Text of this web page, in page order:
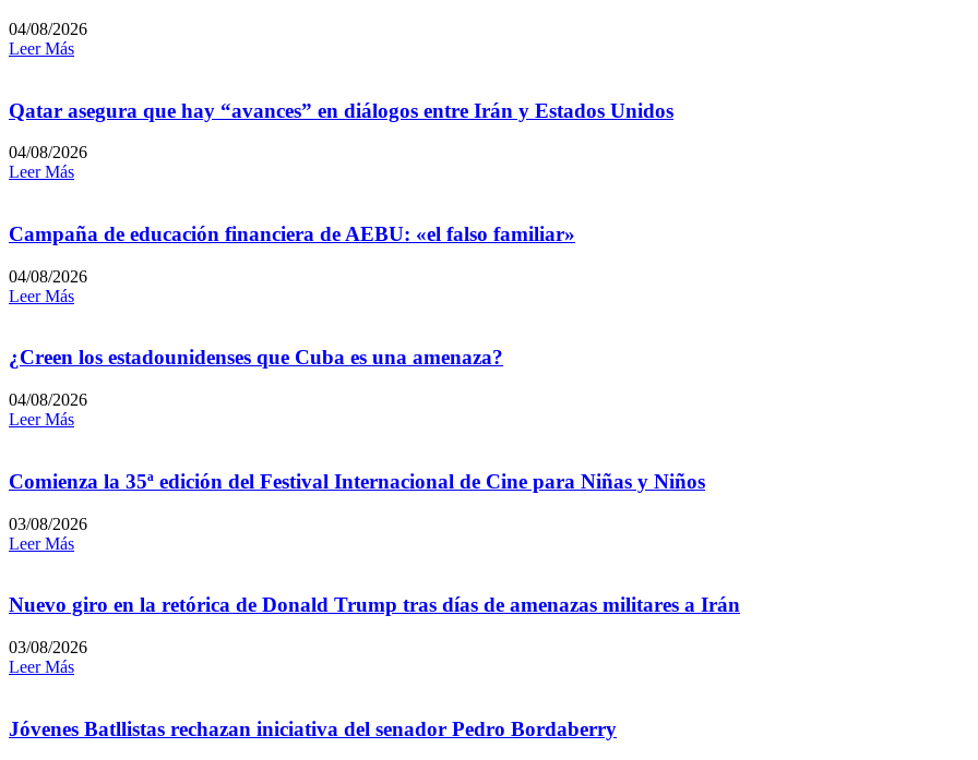
04/08/2026
Leer Más
Qatar asegura que hay “avances” en diálogos entre Irán y Estados Unidos
04/08/2026
Leer Más
Campaña de educación financiera de AEBU: «el falso familiar»
04/08/2026
Leer Más
¿Creen los estadounidenses que Cuba es una amenaza?
04/08/2026
Leer Más
Comienza la 35ª edición del Festival Internacional de Cine para Niñas y Niños
03/08/2026
Leer Más
Nuevo giro en la retórica de Donald Trump tras días de amenazas militares a Irán
03/08/2026
Leer Más
Jóvenes Batllistas rechazan iniciativa del senador Pedro Bordaberry